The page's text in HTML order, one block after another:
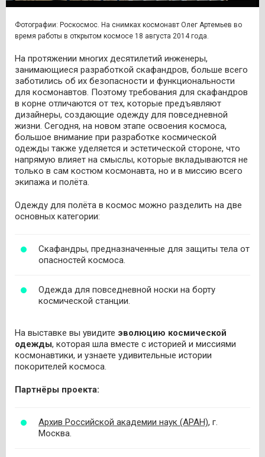
Фотографии: Роскосмос. На снимках космонавт Олег Артемьев во
время работы в открытом космосе 18 августа 2014 года.
На протяжении многих десятилетий инженеры,
занимающиеся разработкой скафандров, больше всего
заботились об их безопасности и функциональности
для космонавтов. Поэтому требования для скафандров
в корне отличаются от тех, которые предъявляют
дизайнеры, создающие одежду для повседневной
жизни. Сегодня, на новом этапе освоения космоса,
большое внимание при разработке космической
одежды также уделяется и эстетической стороне, что
напрямую влияет на смыслы, которые вкладываются не
только в сам костюм космонавта, но и в миссию всего
экипажа и полёта.
Одежду для полёта в космос можно разделить на две
основных категории:
Скафандры, предназначенные для защиты тела от
опасностей космоса.
Одежда для повседневной носки на борту
космической станции.
На выставке вы увидите эволюцию космической
одежды, которая шла вместе с историей и миссиями
космонавтики, и узнаете удивительные истории
покорителей космоса.
Партнёры проекта:
Архив Российской академии наук (АРАН), г.
Москва.